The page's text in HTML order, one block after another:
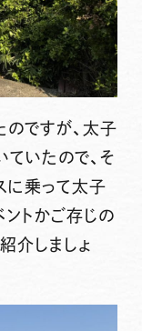
のですが、太子
ていたので、そ
に乗って太子
ントかご存じの
介しましょ